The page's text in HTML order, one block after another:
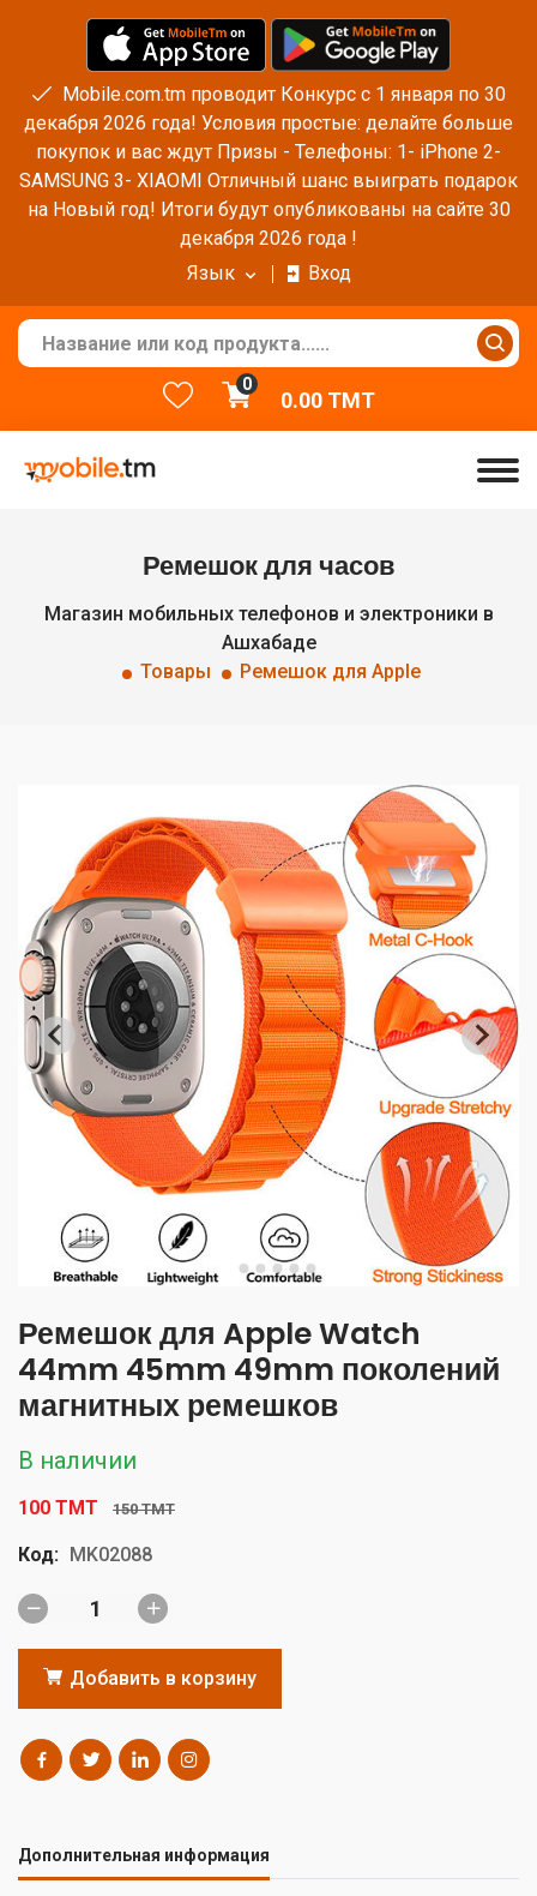
Mobile.com.tm проводит Конкурс с 1 января по 30
декабря 2026 года! Условия простые: делайте больше
покупок и вас ждут Призы - Телефоны: 1- iPhone 2-
SAMSUNG 3- XIAOMI Отличный шанс выиграть подарок
на Новый год! Итоги будут опубликованы на сайте 30
декабря 2026 года !
Язык
Вход
0
0.00TMT
Ремешок для часов
Магазин мобильных телефонов и электроники в
Ашхабаде
Товары
Ремешок для Apple
Ремешок для Apple Watch
44mm 45mm 49mm поколений
магнитных ремешков
В наличии
100 TMT 150 TMT
Код: MK02088
Добавить в корзину
Дополнительная информация